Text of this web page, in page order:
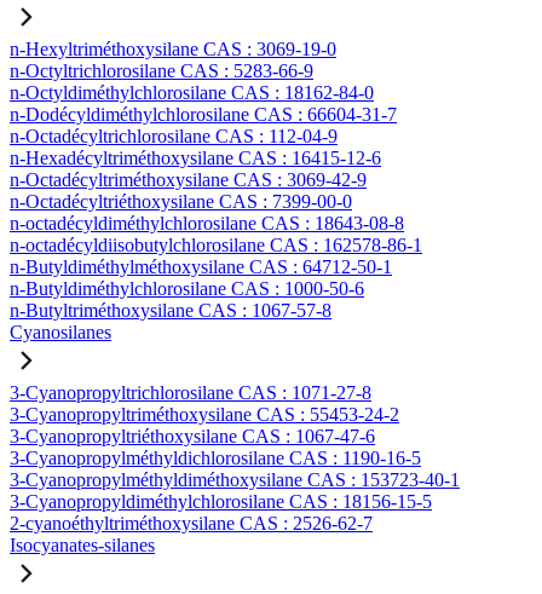
n-Hexyltriméthoxysilane CAS : 3069-19-0
n-Octyltrichlorosilane CAS : 5283-66-9
n-Octyldiméthylchlorosilane CAS : 18162-84-0
n-Dodécyldiméthylchlorosilane CAS : 66604-31-7
n-Octadécyltrichlorosilane CAS : 112-04-9
n-Hexadécyltriméthoxysilane CAS : 16415-12-6
n-Octadécyltriméthoxysilane CAS : 3069-42-9
n-Octadécyltriéthoxysilane CAS : 7399-00-0
n-octadécyldiméthylchlorosilane CAS : 18643-08-8
n-octadécyldiisobutylchlorosilane CAS : 162578-86-1
n-Butyldiméthylméthoxysilane CAS : 64712-50-1
n-Butyldiméthylchlorosilane CAS : 1000-50-6
n-Butyltriméthoxysilane CAS : 1067-57-8
Cyanosilanes
3-Cyanopropyltrichlorosilane CAS : 1071-27-8
3-Cyanopropyltriméthoxysilane CAS : 55453-24-2
3-Cyanopropyltriéthoxysilane CAS : 1067-47-6
3-Cyanopropylméthyldichlorosilane CAS : 1190-16-5
3-Cyanopropylméthyldiméthoxysilane CAS : 153723-40-1
3-Cyanopropyldiméthylchlorosilane CAS : 18156-15-5
2-cyanoéthyltriméthoxysilane CAS : 2526-62-7
Isocyanates-silanes